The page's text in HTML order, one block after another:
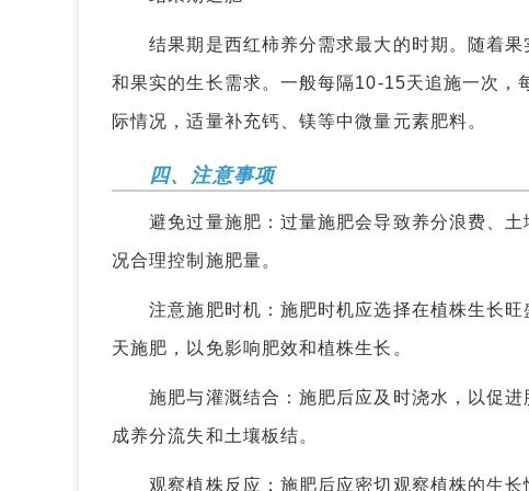
结果期是西红柿养分需求最大的时期。随着果
和果实的生长需求。一般每隔10-15天追施一次
际情况，适量补充钙、镁等中微量元素肥料。
四、注意事项
避免过量施肥：过量施肥会导致养分浪费、土
况合理控制施肥量。
注意施肥时机：施肥时机应选择在植株生长旺
天施肥，以免影响肥效和植株生长。
施肥与灌溉结合：施肥后应及时浇水，以促进
成养分流失和土壤板结。
观察植株反应：施肥后应密切观察植株的生长